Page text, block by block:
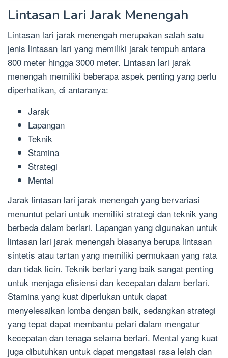
Lintasan Lari Jarak Menengah
Lintasan lari jarak menengah merupakan salah satu
jenis lintasan lari yang memiliki jarak tempuh antara
800 meter hingga 3000 meter. Lintasan lari jarak
menengah memiliki beberapa aspek penting yang perlu
diperhatikan, di antaranya:
Jarak
Lapangan
Teknik
Stamina
Strategi
Mental
Jarak lintasan lari jarak menengah yang bervariasi
menuntut pelari untuk memiliki strategi dan teknik yang
berbeda dalam berlari. Lapangan yang digunakan untuk
lintasan lari jarak menengah biasanya berupa lintasan
sintetis atau tartan yang memiliki permukaan yang rata
dan tidak licin. Teknik berlari yang baik sangat penting
untuk menjaga efisiensi dan kecepatan dalam berlari.
Stamina yang kuat diperlukan untuk dapat
menyelesaikan lomba dengan baik, sedangkan strategi
yang tepat dapat membantu pelari dalam mengatur
kecepatan dan tenaga selama berlari. Mental yang kuat
juga dibutuhkan untuk dapat mengatasi rasa lelah dan